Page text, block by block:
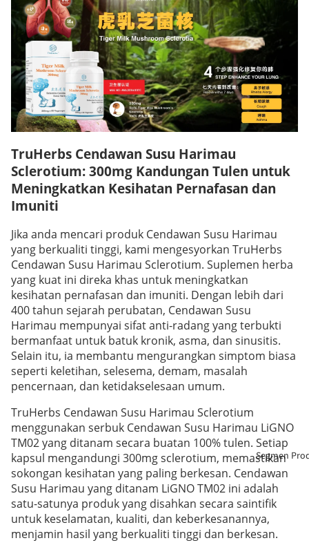
Segmen
TruHerbs Cendawan Susu Harimau
Sclerotium: 300mg Kandungan Tulen untuk
Meningkatkan Kesihatan Pernafasan dan
Imuniti
Jika anda mencari produk Cendawan Susu Harimau
yang berkualiti tinggi, kami mengesyorkan TruHerbs
Cendawan Susu Harimau Sclerotium. Suplemen herba
yang kuat ini direka khas untuk meningkatkan
kesihatan pernafasan dan imuniti. Dengan lebih dari
400 tahun sejarah perubatan, Cendawan Susu
Harimau mempunyai sifat anti-radang yang terbukti
bermanfaat untuk batuk kronik, asma, dan sinusitis.
Selain itu, ia membantu mengurangkan simptom biasa
seperti keletihan, selesema, demam, masalah
pencernaan, dan ketidakselesaan umum.
TruHerbs Cendawan Susu Harimau Sclerotium
menggunakan serbuk Cendawan Susu Harimau LiGNO
TM02 yang ditanam secara buatan 100% tulen. Setiap
kapsul mengandungi 300mg sclerotium, memastikan
sokongan kesihatan yang paling berkesan. Cendawan
Susu Harimau yang ditanam LiGNO TM02 ini adalah
satu-satunya produk yang disahkan secara saintifik
untuk keselamatan, kualiti, dan keberkesanannya,
menjamin hasil yang berkualiti tinggi dan berkesan.